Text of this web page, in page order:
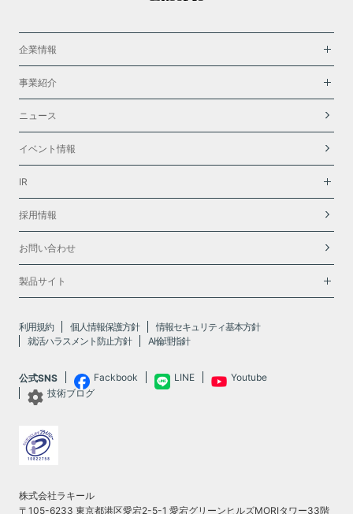
企業情報
事業紹介
ニュース
イベント情報
IR
採用情報
お問い合わせ
製品サイト
利用規約 個人情報保護方針
情報セキュリティ基本方針
就活ハラスメント防止方針
AI倫理指針
公式SNS Fackbook LINE
Youtube
技術ブログ
株式会社ラキール
〒105-6233 東京都港区愛宕2-5-1 愛宕グリーンヒルズMORIタワー33階